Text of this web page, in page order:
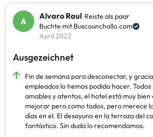
Alvaro Raul Reiste als paar
Buchte mit Buscounchollo.com
April 2022
Ausgezeichnet
Fin de semana para desconectar, y
empleados lo hemos podido hacer. Todos
amables y atentos, el hotel está muy bien
mejorar pero como todos, pero merece
días en el. El desayuno en la terraza del
fantástico. Sin duda lo recomendamos.